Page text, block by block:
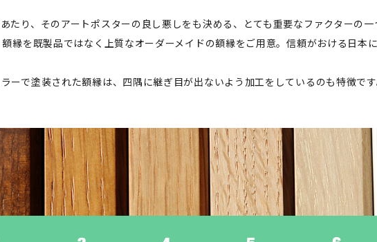
たり、そのアートポスターの良し悪しをも決める、とても重要なファクターの一
縁を既製品ではなく上質なオーダーメイドの額縁をご用意。信頼がおける日本
ーで塗装された額縁は、四隅に継ぎ目が出ないよう加工をしているのも特徴です